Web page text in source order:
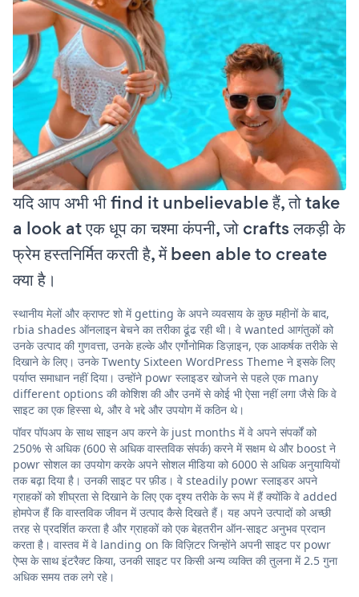
यदि आप अभी भी find it unbelievable हैं, तो take
a look at एक धूप का चश्मा कंपनी, जो crafts लकड़ी के
फ्रेम हस्तनिर्मित करती है, में been able to create
क्या है।
स्थानीय मेलों और क्राफ्ट शो में getting के अपने व्यवसाय के कुछ महीनों के बाद,
rbia shades ऑनलाइन बेचने का तरीका ढूंढ रही थी। वे wanted आगंतुकों को
उनके उत्पाद की गुणवत्ता, उनके हल्के और एर्गोनोमिक डिज़ाइन, एक आकर्षक तरीके से
दिखाने के लिए। उनके Twenty Sixteen WordPress Theme ने इसके लिए
पर्याप्त समाधान नहीं दिया। उन्होंने powr स्लाइडर खोजने से पहले एक many
different options की कोशिश की और उनमें से कोई भी ऐसा नहीं लगा जैसे कि वे
साइट का एक हिस्सा थे, और वे भद्दे और उपयोग में कठिन थे।
पॉवर पॉपअप के साथ साइन अप करने के just months में वे अपने संपर्कों को
250% से अधिक (600 से अधिक वास्तविक संपर्क) करने में सक्षम थे और boost ने
powr सोशल का उपयोग करके अपने सोशल मीडिया को 6000 से अधिक अनुयायियों
तक बढ़ा दिया है। उनकी साइट पर फ़ीड। वे steadily powr स्लाइडर अपने
ग्राहकों को शीघ्रता से दिखाने के लिए एक दृश्य तरीके के रूप में हैं क्योंकि वे added
होमपेज हैं कि वास्तविक जीवन में उत्पाद कैसे दिखते हैं। यह अपने उत्पादों को अच्छी
तरह से प्रदर्शित करता है और ग्राहकों को एक बेहतरीन ऑन-साइट अनुभव प्रदान
करता है। वास्तव में वे landing on कि विज़िटर जिन्होंने अपनी साइट पर powr
ऐप्स के साथ इंटरैक्ट किया, उनकी साइट पर किसी अन्य व्यक्ति की तुलना में 2.5 गुना
अधिक समय तक लगे रहे।